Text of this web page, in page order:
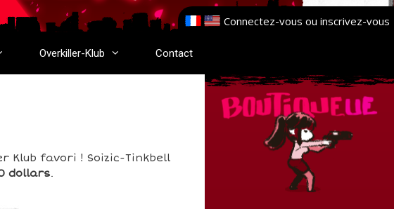
Connectez-vous ou inscrivez-vous
Overkiller-Klub Contact
Klub favori ! Soizic-Tinkbell
dollars.